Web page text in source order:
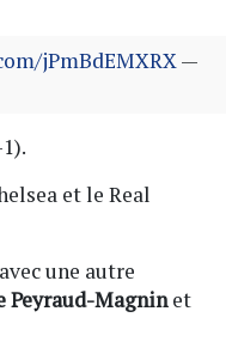
jPmBdEMXRX —
et le Real
une autre
Peyraud-Magninet